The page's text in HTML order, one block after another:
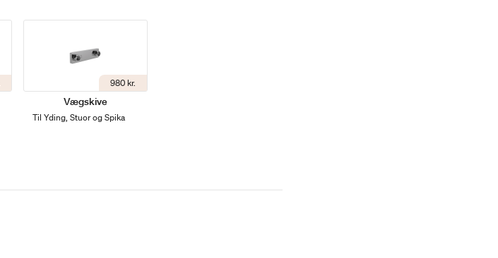
980 kr.
Vægskive
Til Yding, Stuor og Spika